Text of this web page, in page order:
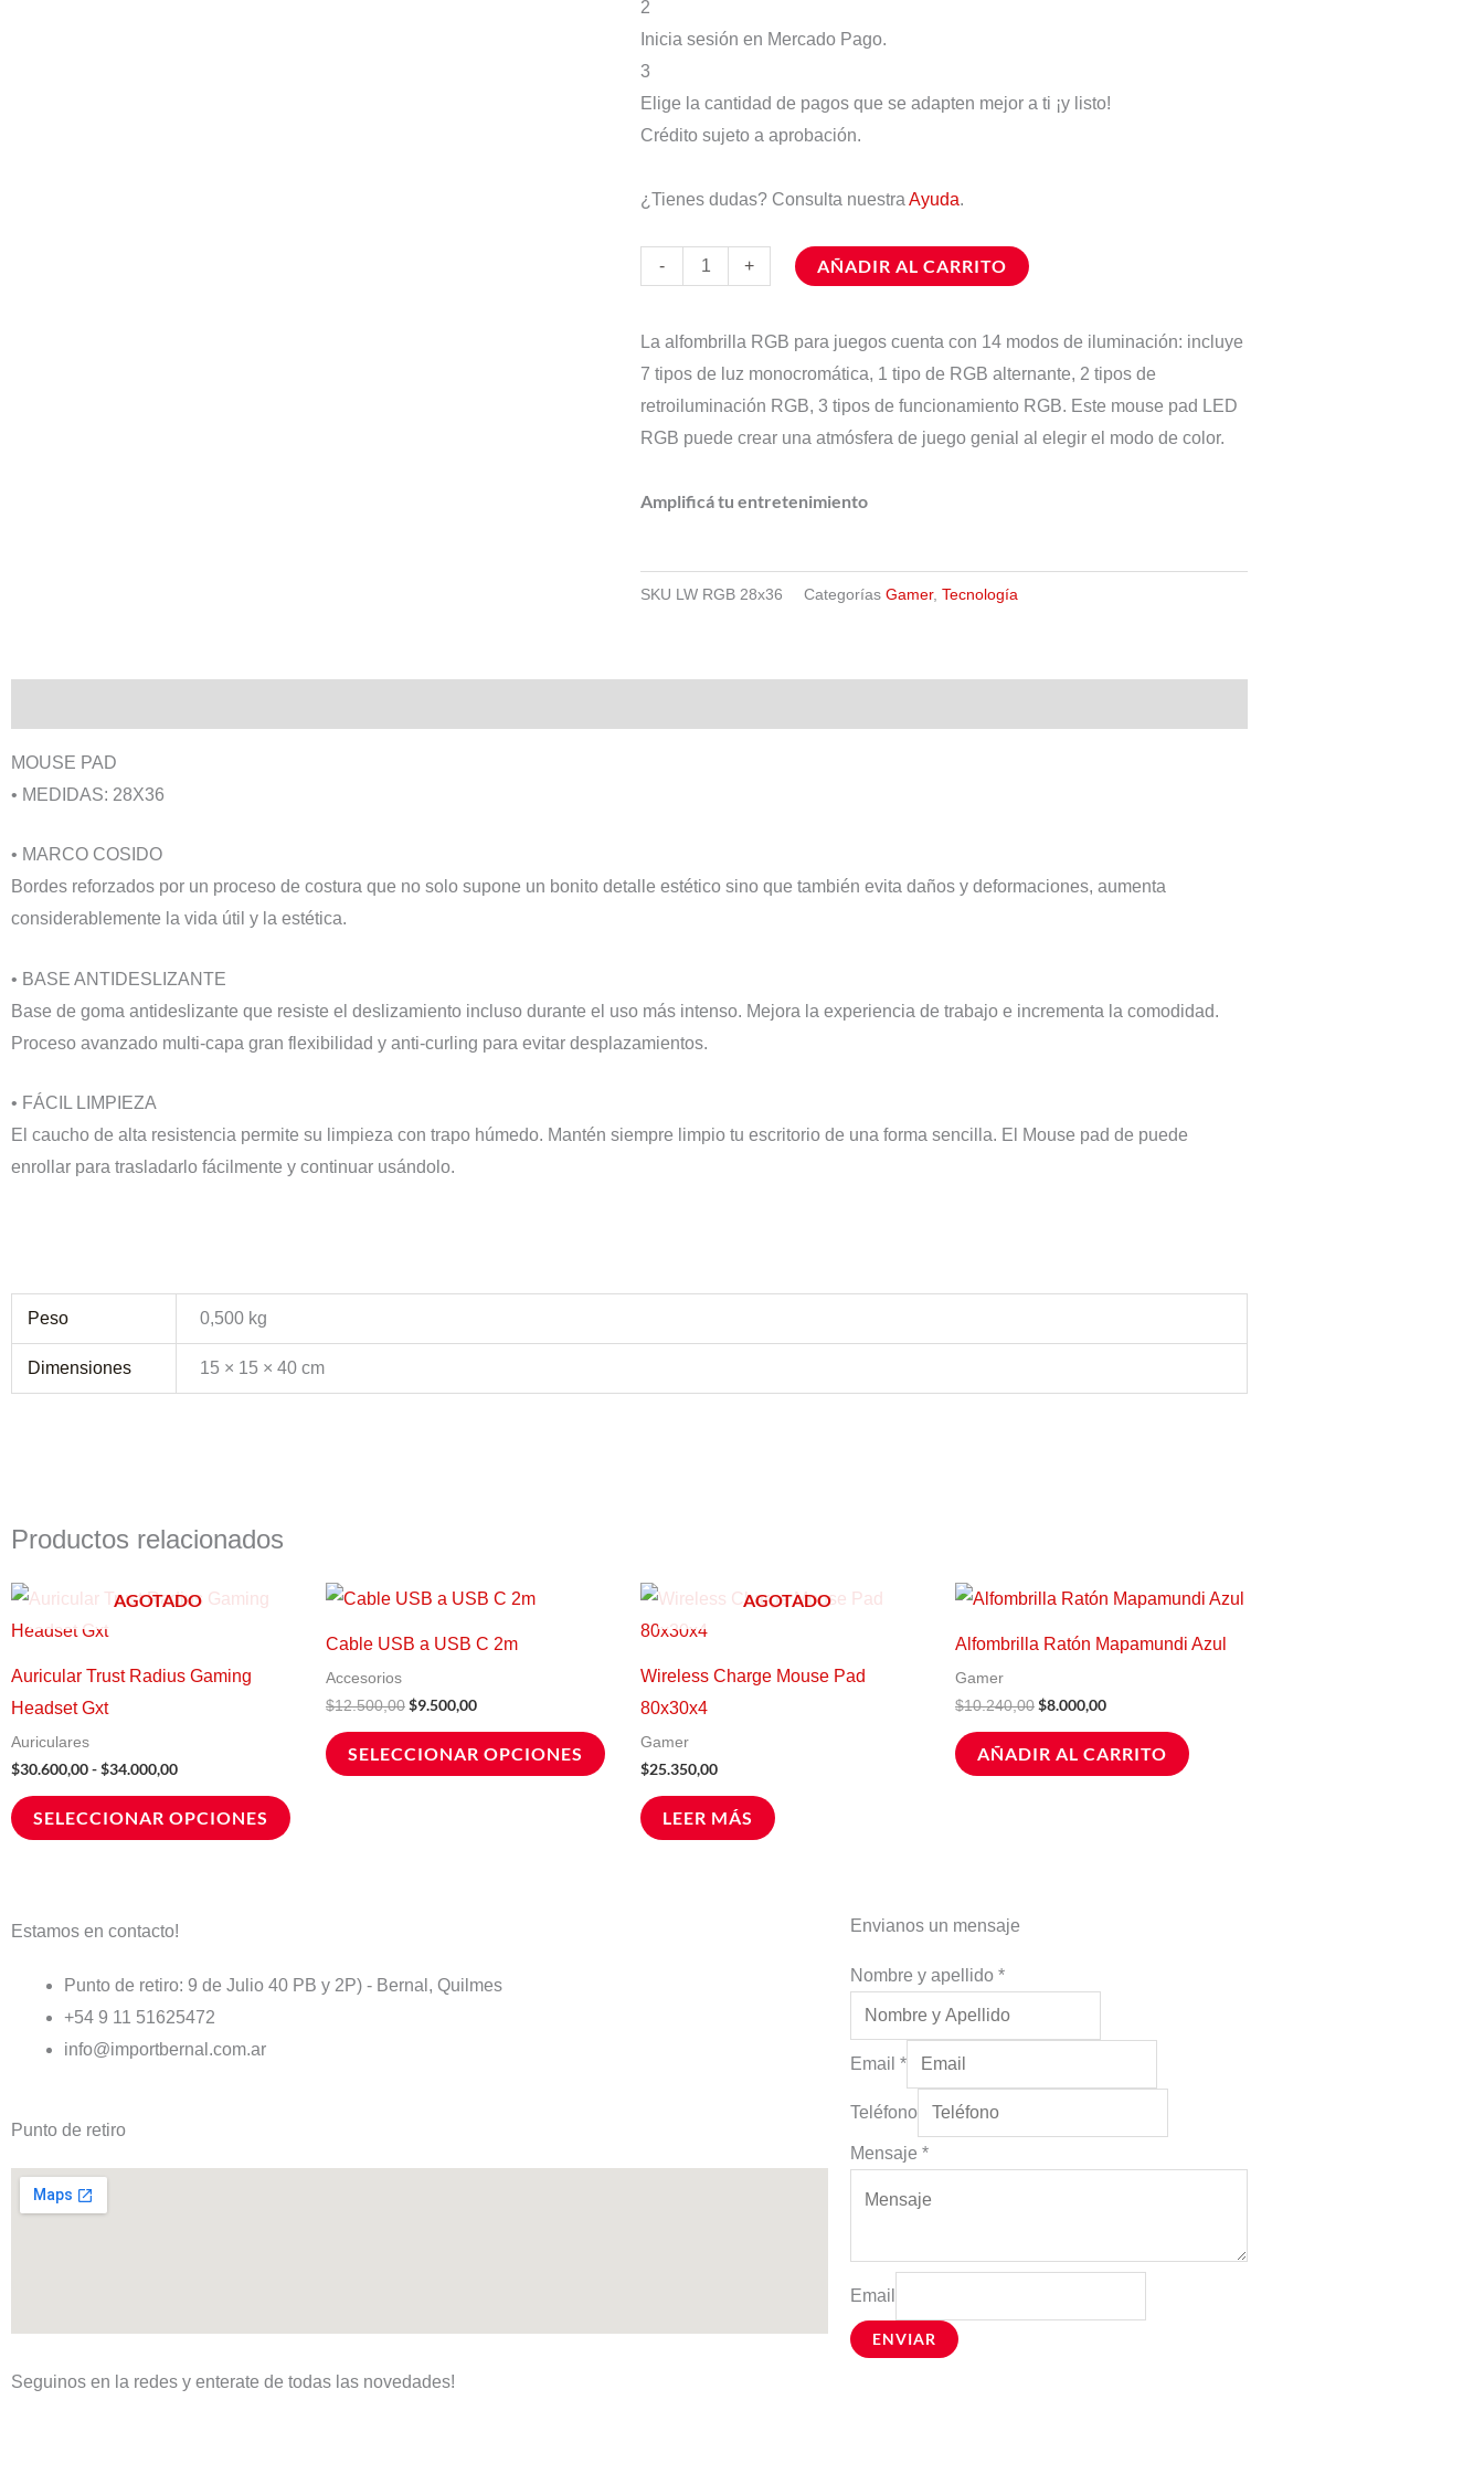
2
Inicia sesión en Mercado Pago.
3
Elige la cantidad de pagos que se adapten mejor a ti ¡y listo!
Crédito sujeto a aprobación.
¿Tienes dudas? Consulta nuestra Ayuda.
- + AÑADIR AL CARRITO
La alfombrilla RGB para juegos cuenta con 14 modos de iluminación: incluye
7 tipos de luz monocromática, 1 tipo de RGB alternante, 2 tipos de
retroiluminación RGB, 3 tipos de funcionamiento RGB. Este mouse pad LED
RGB puede crear una atmósfera de juego genial al elegir el modo de color.
Amplificá tu entretenimiento
SKU LW RGB 28x36 Categorías Gamer, Tecnología
MOUSE PAD
• MEDIDAS: 28X36
• MARCO COSIDO
Bordes reforzados por un proceso de costura que no solo supone un bonito detalle estético sino que también evita daños y deformaciones, aumenta
considerablemente la vida útil y la estética.
• BASE ANTIDESLIZANTE
Base de goma antideslizante que resiste el deslizamiento incluso durante el uso más intenso. Mejora la experiencia de trabajo e incrementa la comodidad.
Proceso avanzado multi-capa gran flexibilidad y anti-curling para evitar desplazamientos.
• FÁCIL LIMPIEZA
El caucho de alta resistencia permite su limpieza con trapo húmedo. Mantén siempre limpio tu escritorio de una forma sencilla. El Mouse pad de puede
enrollar para trasladarlo fácilmente y continuar usándolo.
Peso 0,500 kg
Dimensiones 15 × 15 × 40 cm
Productos relacionados
AGOTADO
Auricular Trust Radius Gaming
Headset Gxt
Auriculares
$30.600,00-$34.000,00
Rango
de
$30.600,00
SELECCIONAR OPCIONES
se
página
Cable USB a USB C 2m
Accesorios
$12.500,00
El
precio
era:
$9.500,00
El
precio
es:
SELECCIONAR OPCIONES
producto
Las
AGOTADO
Wireless Charge Mouse Pad
80x30x4
Gamer
$25.350,00
LEER MÁS
Alfombrilla Ratón Mapamundi Azul
Gamer
$10.240,00
El
precio
era:
$8.000,00
El
precio
es:
AÑADIR AL CARRITO
Estamos en contacto!
Punto de retiro: 9 de Julio 40 PB y 2P) - Bernal, Quilmes
+54 9 11 51625472
info@importbernal.com.ar
Punto de retiro
Seguinos en la redes y enterate de todas las novedades!
Envianos un mensaje
Nombre y apellido *
Email *
Teléfono
Mensaje *
Email
ENVIAR